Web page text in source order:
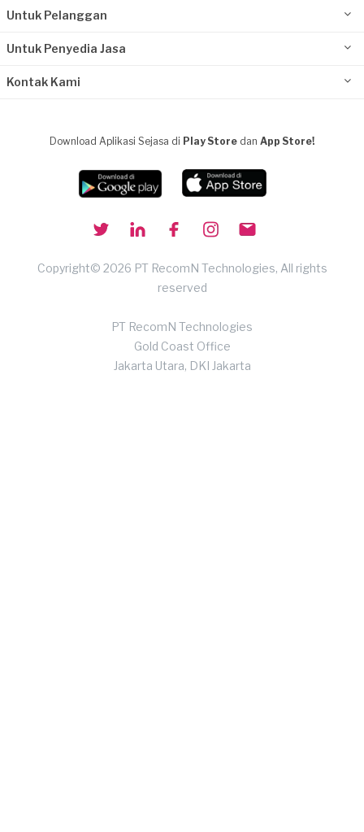
Untuk Pelanggan
Untuk Penyedia Jasa
Kontak Kami
Download Aplikasi Sejasa di Play Store dan App Store!
Copyright© 2026 PT RecomN Technologies, All rights
reserved
PT RecomN Technologies
Gold Coast Office
Jakarta Utara, DKI Jakarta